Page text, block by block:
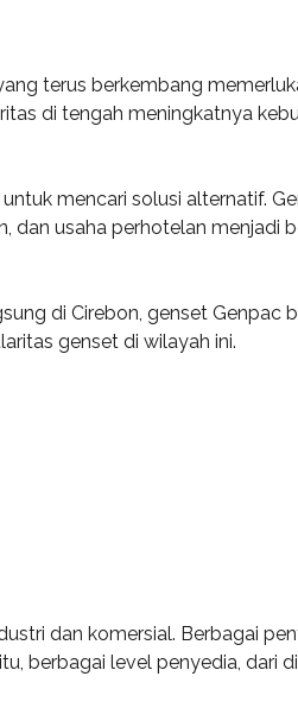
terus berkembang
di tengah meningkatnya
mencari solusi alternatif.
dan usaha perhotelan menjadi
di Cirebon, genset Genpac
genset di wilayah ini.
dan komersial. Berbagai
berbagai level penyedia, dari